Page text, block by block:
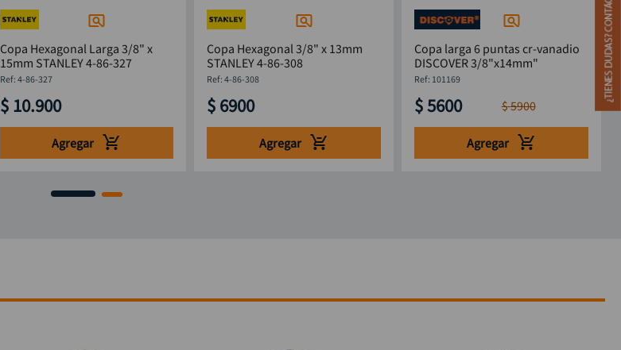
Copa Hexagonal Larga 3/8" x
15mm STANLEY 4-86-327
: 4-86-327
$ 10.900
Agregar
Copa Hexagonal 3/8" x 13mm
STANLEY 4-86-308
:4-86-308
$ 6900
Agregar
Copa larga 6 puntas cr-vanadio
DISCOVER 3/8"x14mm"
: 101169
$5600 $5900
Agregar